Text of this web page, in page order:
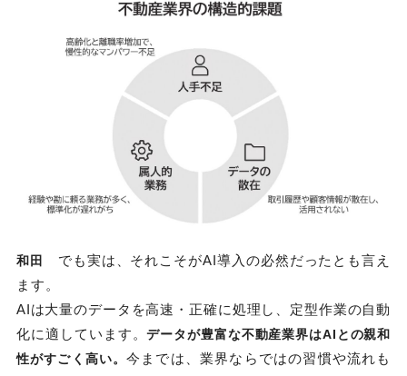
和田
でも実は、それこそがAI導入の必然だったとも言え
ます。
AIは大量のデータを高速・正確に処理し、定型作業の自動
化に適しています。データが豊富な不動産業界はAIとの親和
性がすごく高い。今までは、業界ならではの習慣や流れも